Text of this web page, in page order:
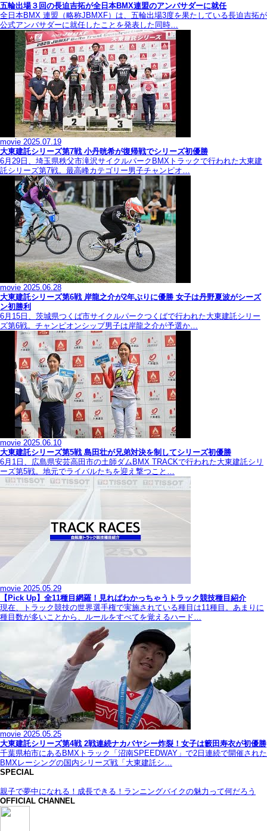
五輪出場３回の長迫吉拓が全日本BMX連盟のアンバサダーに就任
全日本BMX 連盟（略称JBMXF）は、五輪出場3度を果たしている長迫吉拓が
公式アンバサダーに就任したことを発表した同時…
movie 2025.07.19
大東建託シリーズ第7戦 ⼩丹晄希が復帰戦でシリーズ初優勝
6月29日、埼玉県秩父市滝沢サイクルパークBMXトラックで行われた大東建
託シリーズ第7戦。最高峰カテゴリー男子チャンピオ…
movie 2025.06.28
大東建託シリーズ第6戦 岸龍之介が2年ぶりに優勝 女子は丹野夏波がシーズ
ン初勝利
6月15日、茨城県つくば市サイクルパークつくばで行われた大東建託シリー
ズ第6戦。チャンピオンシップ男子は岸龍之介が予選か…
movie 2025.06.10
大東建託シリーズ第5戦 島田壮が兄弟対決を制してシリーズ初優勝
6月1日、広島県安芸高田市の土師ダムBMX TRACKで行われた大東建託シリ
ーズ第5戦。地元でライバルたちを迎え撃つこと…
movie 2025.05.29
【Pick Up】全11種目網羅！見ればわかっちゃうトラック競技種目紹介
現在、トラック競技の世界選手権で実施されている種目は11種目。あまりに
種目数が多いことから、ルールをすべてを覚えるハード…
movie 2025.05.25
大東建託シリーズ第4戦 2戦連続ナカバヤシー炸裂！女子は籔田寿衣が初優勝
千葉県柏市にあるBMXトラック「沼南SPEEDWAY」で2日連続で開催された
BMXレーシングの国内シリーズ戦「大東建託シ…
SPECIAL
親子で夢中になれる！成長できる！ランニングバイクの魅力って何だろう
OFFICIAL CHANNEL